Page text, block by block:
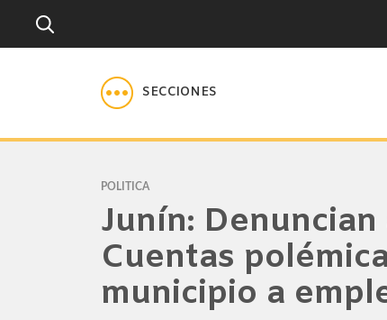
SECCIONES
POLITICA
Junín:
Cuentas
municipio a